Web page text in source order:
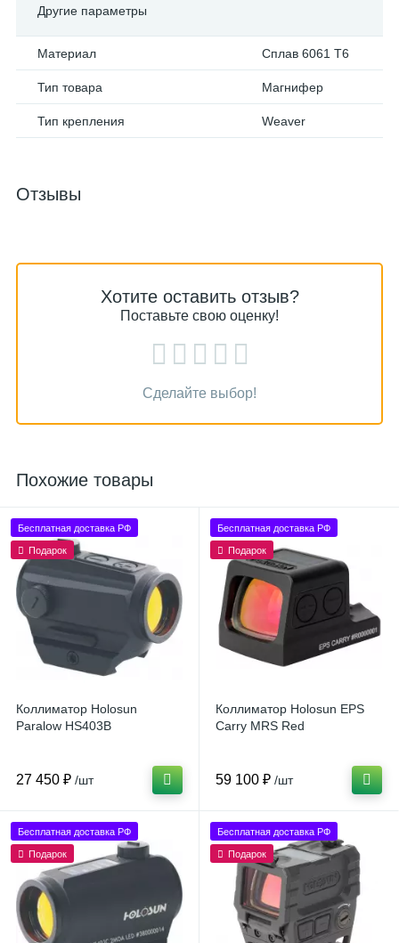
Другие параметры
Материал Сплав 6061 T6
Тип товара Магнифер
Тип крепления Weaver
Отзывы
Хотите оставить отзыв?
Поставьте свою оценку!
Сделайте выбор!
Похожие товары
Бесплатная доставка РФ
Подарок
Коллиматор Holosun
Paralow HS403B
27 450 ₽ /шт
Бесплатная доставка РФ
Подарок
Коллиматор Holosun EPS
Carry MRS Red
59 100 ₽ /шт
Бесплатная доставка РФ
Подарок
Бесплатная доставка РФ
Подарок